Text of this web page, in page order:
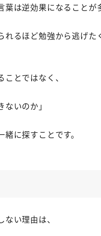
葉は逆効果になることが
れるほど勉強から逃げた
とではなく、
ないのか」
緒に探すことです。
い理由は、